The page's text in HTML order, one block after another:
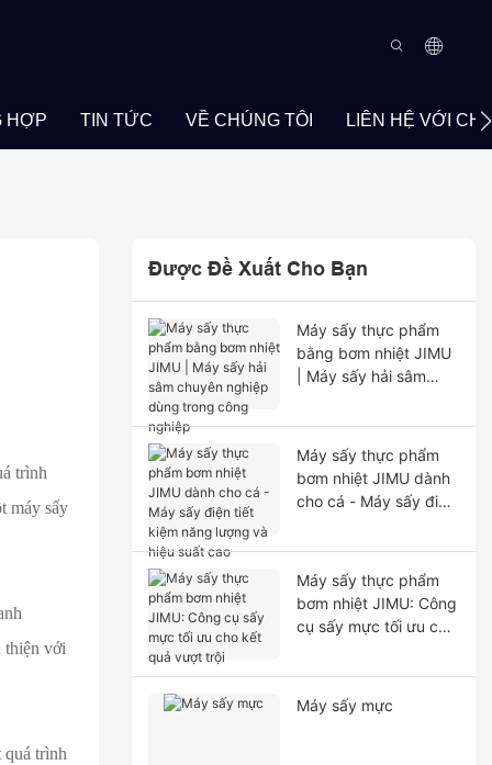
HỢP TIN TỨC VỀ CHÚNG TÔI LIÊN HỆ VỚI
trình
máy sấy
thiện với
quá trình
Được Đề Xuất Cho Bạn
Máy sấy thực phẩm
bằng bơm nhiệt JIMU
| Máy sấy hải sâm
trong công nghiệp
Máy sấy thực phẩm
bơm nhiệt JIMU dành
cho cá - Máy sấy điện
và hiệu suất cao
Máy sấy thực phẩm
bơm nhiệt JIMU: Công
cụ sấy mực tối ưu cho
Máy sấy mực